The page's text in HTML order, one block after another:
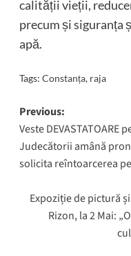
calității vieții,
precum și
apă.
Tags: Constanța, raja
Post
navigation
Previous:
Veste
Judecătorii amână
solicita reîntoarcerea
Expoziție de pictură
Rizon, la 2 Mai: